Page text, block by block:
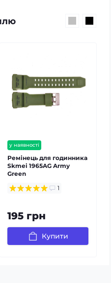
у наявності
Ремінець для годинника
Skmei 1965AG Army
Green
1
195 грн
Купити